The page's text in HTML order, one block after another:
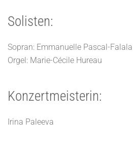
Solisten:
Sopran: Emmanuelle Pascal-Falala
Orgel: Marie-Cécile Hureau
Konzertmeisterin:
Irina Paleeva